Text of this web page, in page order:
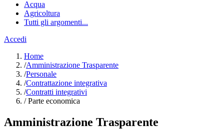
Acqua
Agricoltura
Tutti gli argomenti...
Accedi
Home
/Amministrazione Trasparente
/Personale
/Contrattazione integrativa
/Contratti integrativi
/Parte economica
Amministrazione Trasparente